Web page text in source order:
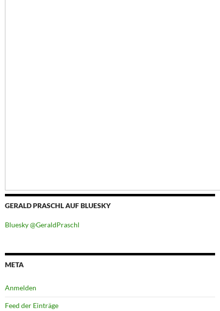
GERALD PRASCHL AUF BLUESKY
Bluesky @GeraldPraschl
META
Anmelden
Feed der Einträge